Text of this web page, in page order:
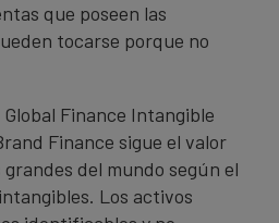
que poseen las
tocarse porque no
Finance Intangible
Finance sigue el valor
grandes del mundo según el
Los activos